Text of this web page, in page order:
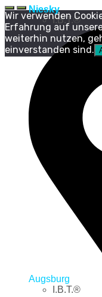
Niesky
I.B.T.®
Augsburg
I.B.T.®
Wir verwenden
Erfahrung auf
weiterhin nutzen,
einverstanden sind.